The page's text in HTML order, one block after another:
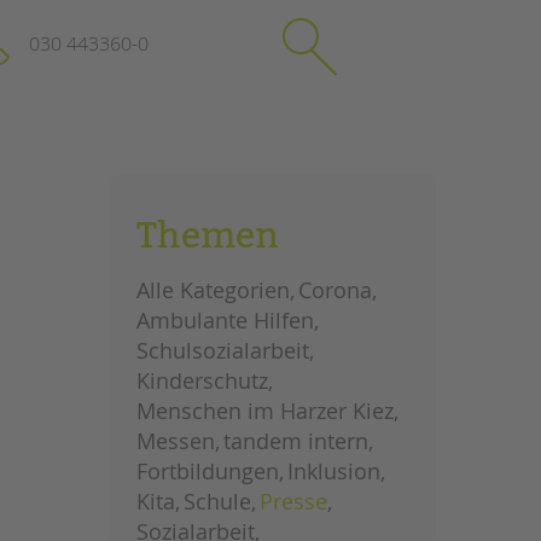
Impressum
Datenschutz
Hinweisgebersystem
Intranet
schließen
030 443360-0
SuchenThemen
Alle Kategorien Corona
Ambulante Hilfen
Schulsozialarbeit
Kinderschutz
Menschen im Harzer Kiez
Messen tandem intern
Fortbildungen Inklusion
Kita Schule Presse
Sozialarbeit